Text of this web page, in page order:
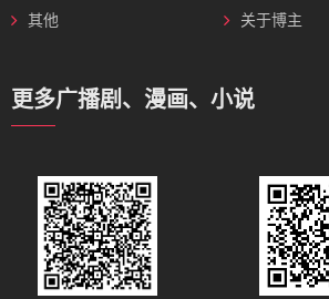
其他
关于博主
更多广播剧、漫画、小说